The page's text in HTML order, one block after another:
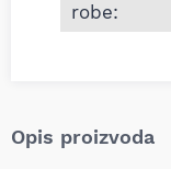
robe:
Opis proizvoda